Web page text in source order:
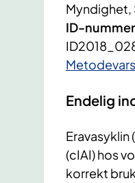
Myndighet,
ID-nummer
Endelig
(cIAI) hos
korrekt